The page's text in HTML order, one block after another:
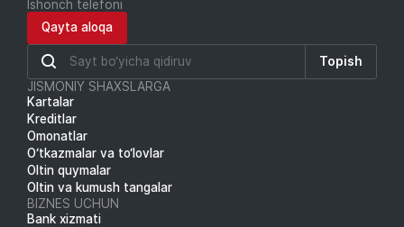
Ishonch telefoni
Qayta aloqa
Topish
JISMONIY SHAXSLARGA
Kartalar
Kreditlar
Omonatlar
O‘tkazmalar va to‘lovlar
Oltin quymalar
Oltin va kumush tangalar
BIZNES UCHUN
Bank xizmati